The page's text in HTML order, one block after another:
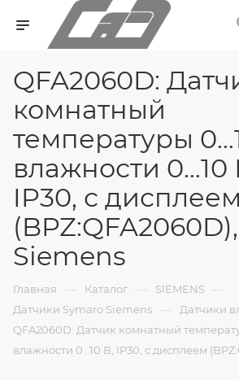
QFA2060D:
комнатный
температуры
влажности 0…10
IP30, с дисплеем
(BPZ:QFA2060D),
Siemens
Главная — Каталог — SIEMENS —
Датчики Symaro Siemens — Датчики
QFA2060D: Датчик комнатный
влажности 0…10 В, IP30, с дисплеем